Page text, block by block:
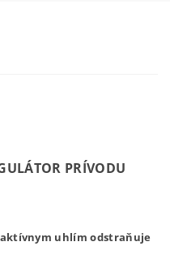
PRÍVODU
uhlím odstraňuje